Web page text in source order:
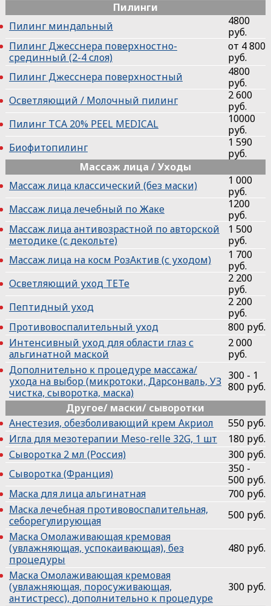
Пилинги
Пилинг миндальный
4800
руб.
Пилинг Джесснера поверхностно-
срединный (2-4 слоя)
от 4 800
руб.
Пилинг Джесснера поверхностный
4800
руб.
Осветляющий / Молочный пилинг
2 600
руб.
Пилинг ТСА 20% PEEL MEDICAL
10000
руб.
Биофитопилинг
1 590
руб.
Массаж лица / Уходы
Массаж лица классический (без маски)
1 000
руб.
Массаж лица лечебный по Жаке
1200
руб.
Массаж лица антивозрастной по авторской
методике (с декольте)
1 500
руб.
Массаж лица на косм РозАктив (с уходом)
1 700
руб.
Осветляющий уход ТЕТе
2 200
руб.
Пептидный уход
2 200
руб.
Противовоспалительный уход
800 руб.
Интенсивный уход для области глаз с
альгинатной маской
2 000
руб.
Дополнительно к процедуре массажа/
ухода на выбор (микротоки, Дарсонваль, УЗ
чистка, сыворотка, маска)
300 - 1
800 руб.
Другое/ маски/ сыворотки
Анестезия, обезболивающий крем Акриол
550 руб.
Игла для мезотерапии Meso-relle 32G, 1 шт
180 руб.
Сыворотка 2 мл (Россия)
300 руб.
Сыворотка (Франция)
350 -
500 руб.
Маска для лица альгинатная
700 руб.
Маска лечебная противовоспалительная,
себорегулирующая
500 руб.
Маска Омолаживающая кремовая
(увлажняющая, успокаивающая), без
процедуры
480 руб.
Маска Омолаживающая кремовая
(увлажняющая, поросуживающая,
антистресс), дополнительно к процедуре
300 руб.